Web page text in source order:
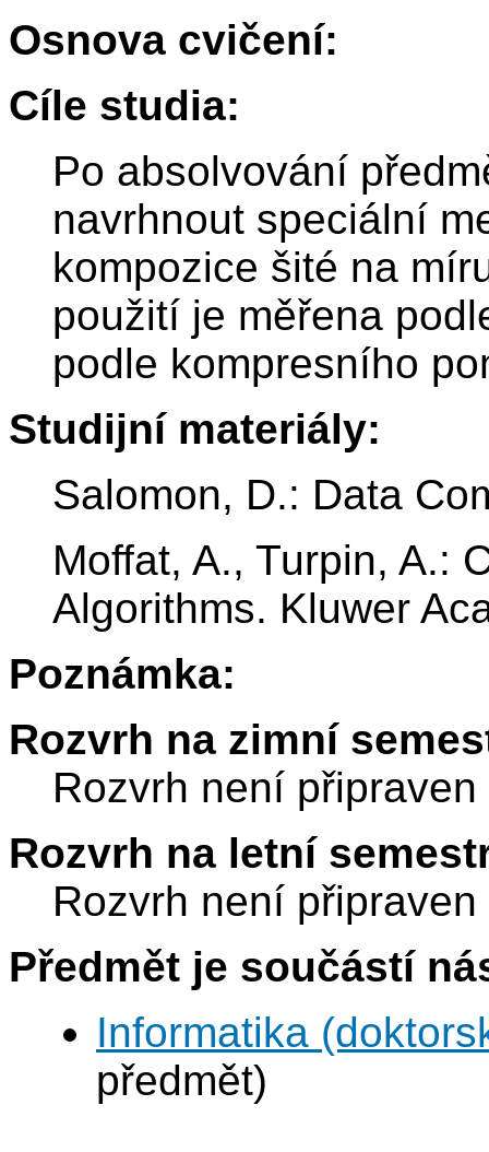
Osnova cvičení:
Cíle studia:
Po absolvování
navrhnout speciální
kompozice šité na
použití je měřena
podle kompresního
Studijní materiály:
Salomon, D.: Data
Moffat, A., Turpin, A.:
Algorithms. Kluwer
Poznámka:
Rozvrh na zimní
Rozvrh není připraven
Rozvrh na letní
Rozvrh není připraven
Předmět je součástí
Informatika
předmět)